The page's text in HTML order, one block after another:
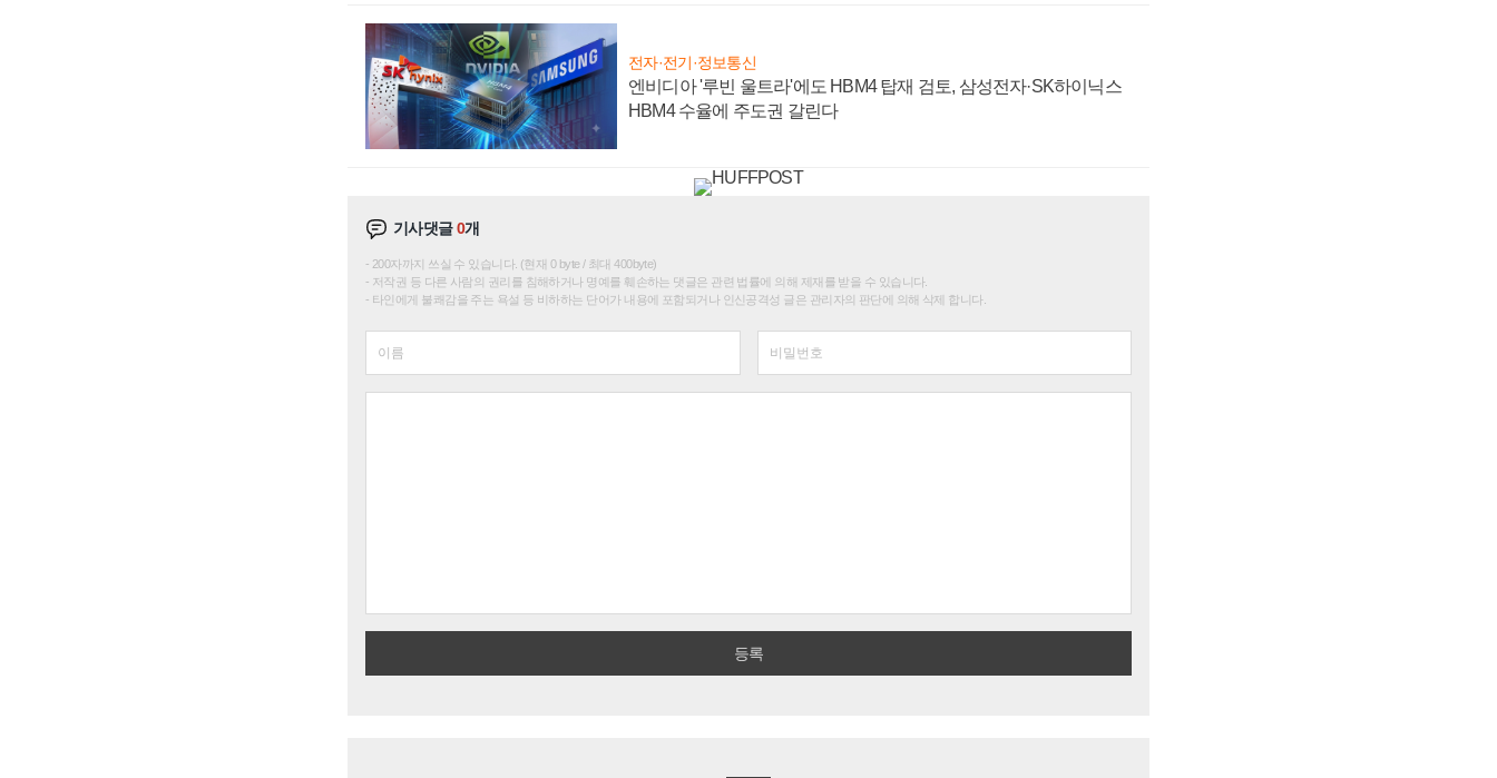
전자·전기·정보통신
엔비디아 '루빈 울트라'에도 HBM4 탑재 검토, 삼성전자·SK하이닉스
HBM4 수율에 주도권 갈린다
기사댓글0개
200자까지 쓰실 수 있습니다. (현재 0 byte / 최대 400byte)
저작권 등 다른 사람의 권리를 침해하거나 명예를 훼손하는 댓글은 관련 법률에 의해 제재를 받을 수 있습니다.
타인에게 불쾌감을 주는 욕설 등 비하하는 단어가 내용에 포함되거나 인신공격성 글은 관리자의 판단에 의해 삭제 합니다.